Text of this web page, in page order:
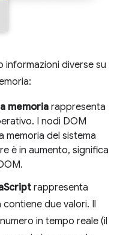
diverse su
memoriarappresenta
I nodi DOM
memoria del sistema
è in aumento, significa
rappresenta
due valori. Il
in tempo reale (il